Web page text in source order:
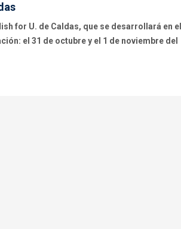
for U. de Caldas, que se desarrollará en el
el 31 de octubre y el 1 de noviembre del